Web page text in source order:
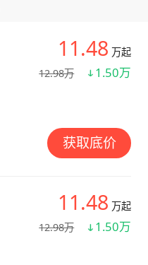
11.48 万起
12.98万
1.50万
获取底价
11.48 万起
12.98万
1.50万